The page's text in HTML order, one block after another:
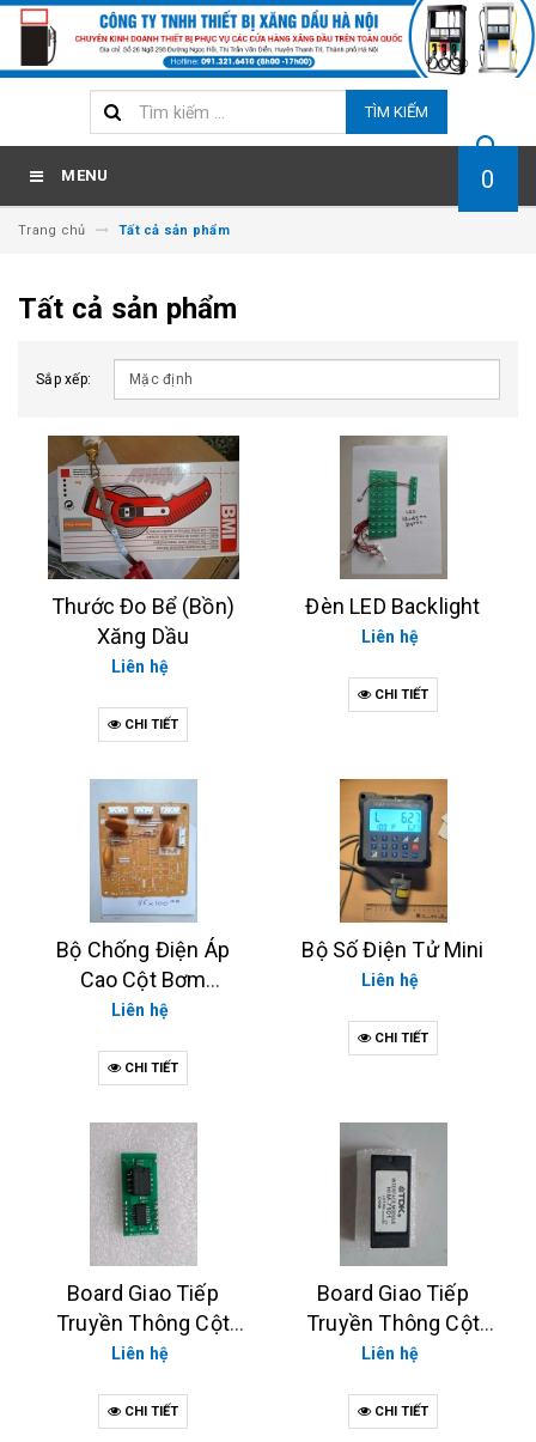
TÌM KIẾM
MENU 0
Trang chủ Tất cả sản phẩm
Tất cả sản phẩm
Sắp xếp:
Thước Đo Bể (Bồn)
Xăng Dầu
Liên hệ
CHI TIẾT
Đèn LED Backlight
Liên hệ
CHI TIẾT
Bộ Chống Điện Áp
Cao Cột Bơm
TATSUNO NEO/XE
Liên hệ
CHI TIẾT
Bộ Số Điện Tử Mini
Liên hệ
CHI TIẾT
Board Giao Tiếp
Truyền Thông Cột
Bơm TATSUNO XE,
Liên hệ
CHI TIẾT
Board Giao Tiếp
Truyền Thông Cột
Bơm TATSUNO (XE,
Liên hệ
CHI TIẾT